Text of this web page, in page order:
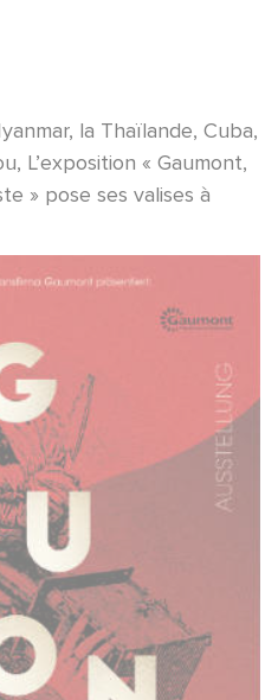
la Thaïlande, Cuba,
L’exposition « Gaumont,
» pose ses valises à